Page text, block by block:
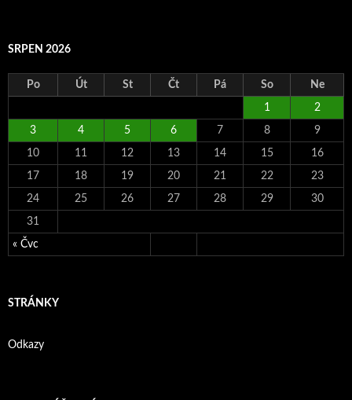
SRPEN 2026
Po Út St Čt Pá So Ne
« Čvc
1 2
3 4 5 6 7 8 9
10 11 12 13 14 15 16
17 18 19 20 21 22 23
24 25 26 27 28 29 30
31
STRÁNKY
Odkazy